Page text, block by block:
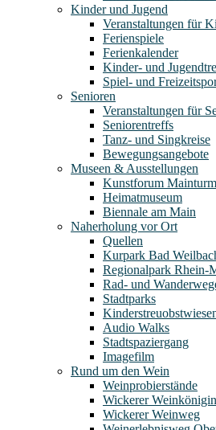
Kinder und Jugend
Veranstaltungen für
Ferienspiele
Ferienkalender
Kinder- und
Spiel- und
Senioren
Veranstaltungen für
Seniorentreffs
Tanz- und Singkreise
Bewegungsangebote
Museen & Ausstellungen
Kunstforum Mainturm
Heimatmuseum
Biennale am Main
Naherholung vor Ort
Quellen
Kurpark Bad
Regionalpark Rhein-
Rad- und
Stadtparks
Audio Walks
Stadtspaziergang
Imagefilm
Rund um den Wein
Weinprobierstände
Wickerer Weinkönigin
Wickerer Weinweg